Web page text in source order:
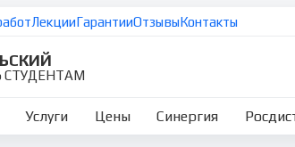
ЛекцииГарантииОтзывыКонтакты
Услуги Цены Синергия